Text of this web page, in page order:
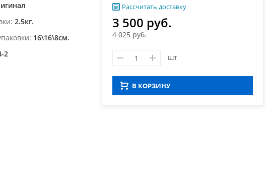
2.5кг.
16\16\8см.
2
Рассчитать доставку
3 500 руб.
4 025 руб.
шт
В КОРЗИНУ